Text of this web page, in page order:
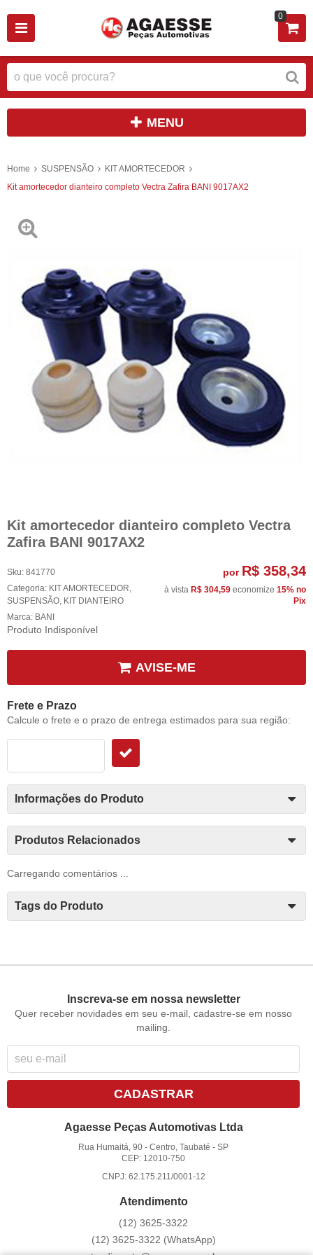
0
MENU
Home SUSPENSÃO
KIT AMORTECEDOR
Kit amortecedor dianteiro completo Vectra Zafira BANI 9017AX2
Kit amortecedor dianteiro completo Vectra
Zafira BANI 9017AX2
Sku: 841770
Categoria: KIT AMORTECEDOR,
SUSPENSÃO, KIT DIANTEIRO
Marca: BANI
Produto Indisponível
por R$ 358,34
à vista R$ 304,59 economize 15% no
Pix
AVISE-ME
Frete e Prazo
Calcule o frete e o prazo de entrega estimados para sua região:
Informações do Produto
Produtos Relacionados
Carregando comentários ...
Tags do Produto
Inscreva-se em nossa newsletter
Quer receber novidades em seu e-mail, cadastre-se em nosso
mailing.
CADASTRAR
Agaesse Peças Automotivas Ltda
Rua Humaitá, 90 -Centro, Taubaté -SP
CEP: 12010-750
CNPJ: 62.175.211/0001-12
Atendimento
(12) 3625-3322
(12) 3625-3322 (WhatsApp)